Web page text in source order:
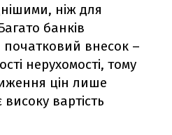
ніж для
банків
внесок –
нерухомості, тому
цін лише
вартість